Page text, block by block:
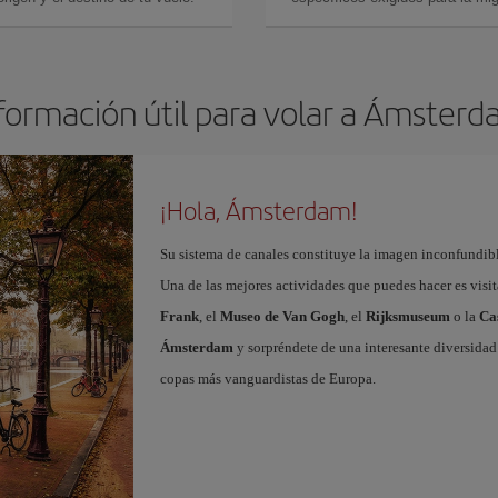
útil para volar a
¡Hola, Ámsterdam!
Su sistema de canales constituye la imagen
Una de las mejores actividades que puedes hacer es
Frank, el Museo de Van Gogh, el Rijksmuseumo la
Ámsterdamy sorpréndete de una interesante
copas más vanguardistas de Europa.